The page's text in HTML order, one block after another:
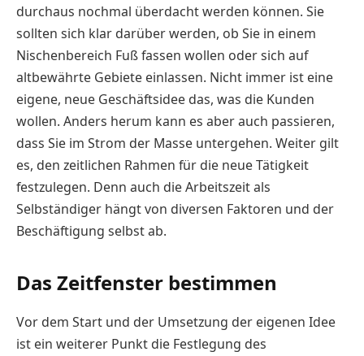
durchaus nochmal überdacht werden können. Sie
sollten sich klar darüber werden, ob Sie in einem
Nischenbereich Fuß fassen wollen oder sich auf
altbewährte Gebiete einlassen. Nicht immer ist eine
eigene, neue Geschäftsidee das, was die Kunden
wollen. Anders herum kann es aber auch passieren,
dass Sie im Strom der Masse untergehen. Weiter gilt
es, den zeitlichen Rahmen für die neue Tätigkeit
festzulegen. Denn auch die Arbeitszeit als
Selbständiger hängt von diversen Faktoren und der
Beschäftigung selbst ab.
Das Zeitfenster bestimmen
Vor dem Start und der Umsetzung der eigenen Idee
ist ein weiterer Punkt die Festlegung des